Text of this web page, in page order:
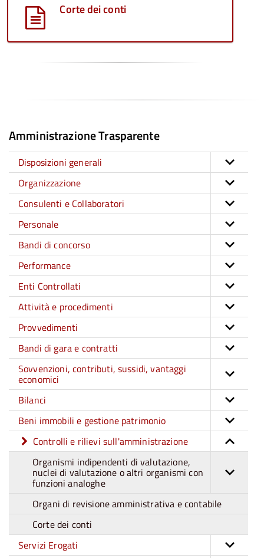
Corte dei conti
Amministrazione Trasparente
Disposizioni generali
Organizzazione
Consulenti e Collaboratori
Personale
Bandi di concorso
Performance
Enti Controllati
Attività e procedimenti
Provvedimenti
Bandi di gara e contratti
Sovvenzioni, contributi, sussidi, vantaggi
economici
Bilanci
Beni immobili e gestione patrimonio
Controlli e rilievi sull'amministrazione
Organismi indipendenti di valutazione,
nuclei di valutazione o altri organismi con
funzioni analoghe
Organi di revisione amministrativa e contabile
Corte dei conti
Servizi Erogati